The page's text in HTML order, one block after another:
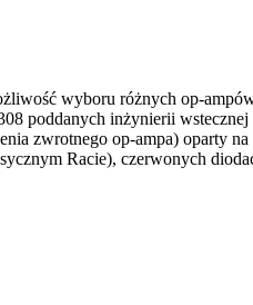
wyboru różnych op-
poddanych inżynierii
zwrotnego op-ampa) oparty
Racie), czerwonych